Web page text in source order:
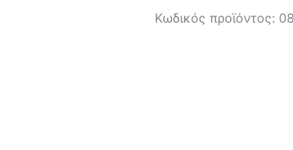
Κωδικός προϊόντος: